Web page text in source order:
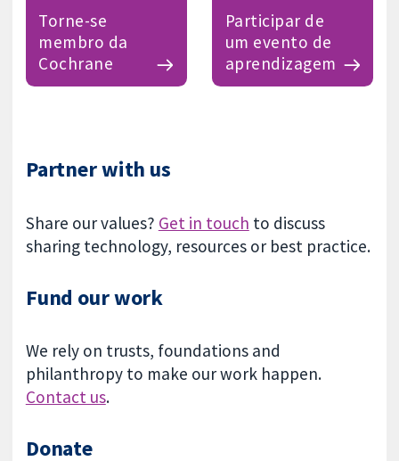
Torne-se
membro da
Cochrane
Participar de
um evento de
aprendizagem
Partner with us
Share our values? Get in touch to discuss
sharing technology, resources or best practice.
Fund our work
We rely on trusts, foundations and
philanthropy to make our work happen.
Contact us.
Donate